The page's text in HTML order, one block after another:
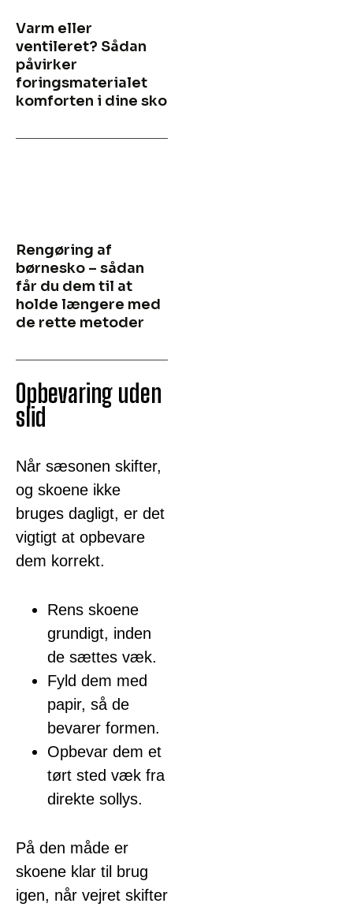
Varm eller
ventileret? Sådan
påvirker
foringsmaterialet
komforten i dine sko
Rengøring af
børnesko – sådan
får du dem til at
holde længere med
de rette metoder
Opbevaring uden
slid
Når sæsonen skifter,
og skoene ikke
bruges dagligt, er det
vigtigt at opbevare
dem korrekt.
Rens skoene
grundigt, inden
de sættes væk.
Fyld dem med
papir, så de
bevarer formen.
Opbevar dem et
tørt sted væk fra
direkte sollys.
På den måde er
skoene klar til brug
igen, når vejret skifter